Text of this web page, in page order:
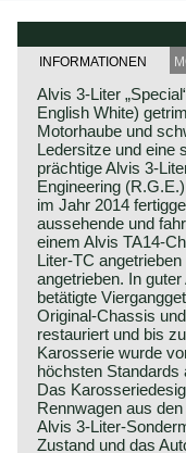
INFORMATIONEN
Alvis 3-Liter
English White)
Motorhaube und
Ledersitze und eine
prächtige Alvis 3-
Engineering
im Jahr 2014
aussehende und
einem Alvis TA14-
Liter-TC
angetrieben. In
betätigte
Original-Chassis
restauriert und bis
Karosserie wurde
höchsten Standards
Das
Rennwagen aus
Alvis 3-Liter-
Zustand und das